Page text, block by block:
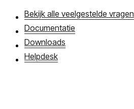
Bekijk alle veelgestelde vragen
Documentatie
Downloads
Helpdesk